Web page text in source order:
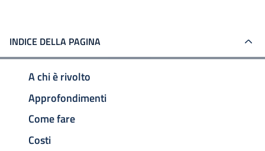
INDICE DELLA PAGINA
A chi è rivolto
Approfondimenti
Come fare
Costi